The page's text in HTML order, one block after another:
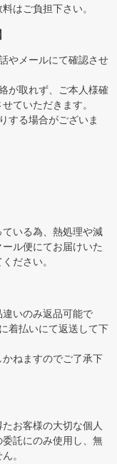
はご負担下さい。
やメールにて確認させ
が取れず、ご本人様確
ていただきます。
する場合がございま
いる為、熱処理や減
ル便にてお届けいた
ださい。
いのみ返品可能で
着払いにて返送して下
ねますのでご了承下
お客様の大切な個人
託にのみ使用し、無
。